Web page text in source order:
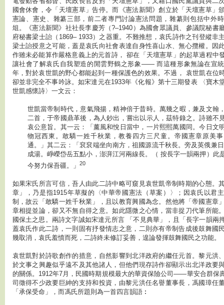
國會休會，令「天壇憲草」告停。而《憲法新聞》創立於「天壇憲草」
憲論、憲史、雜纂三部，前二者專門討論憲法問題，雜纂則包括中外
俎。《憲法新聞》社社長李慶芳（?–1940）為國會眾議員、參議院秘書
府秘書梁士詒（1869– 1933）之器重。不難推想，袁氏詩作之刊登縱非
梁士詒授意之可能，蓋是袁氏向社會表達自身性喜山水、無心攬權。因
作雖未必能算作嚴格意義上的元首詩， 卻在「天壇憲草」的起草過程中
讓社會了解袁氏自我塑造的閒雲野鶴之形象—— 而這種形象無論在宣
年，對於袁世凱的野心都能起到一種保護色的效果。不過， 袁世凱在位
卻並非完全不事吟詠。如宋達元在1933年《化報》第十三期發表 〈寶木
世凱感懷詩〉一文云：
世凱當帝制時代，意氣飛揚，精神倍于昔時。萬幾之暇，兼及文翰
二首，于帝國鼎革後，為人鈔出，嘗出以示人，茲特錄之。詩雖不
袁公意旨。其一云：「薰風和悅日當中，一片熙熙萬國同。今日文
物冠西東。敢驕一姓千秋業，教養四方三尺童。帝國憲章原美
通。」其二云：「袞袞端坐向南方，祖國源流千秋長。旁及英俄兼
成湯。崢嶸岱岳五點小，澎湃江河兩線長。（ 按長字一韻兩押）此
今努力保吾疆。」 20
如果宋氏所言可信，吾人由此二詩中略可窺見袁世凱帝制時期的心態。
章」，乃是指1915年草擬的〈中華帝國憲法（草案）〉；因袁氏以君
制，故云「敢驕一姓千秋業」，且以教育興國為念。然他將「帝國憲章
章相提並論，卻又不無自得之意。如此隱微之心情，當非捉刀代筆所能
國保土之思。兩詩文字誠如宋達元所言 「不見典華」，且「長字一韻兩
蓋袁氏作此二詩，一則固有抒發情志之意，二則亦有帝制告成後鼓舞國
幾取消，袁氏羞憤而死，二詩終未修訂妥善，遑論發揮鼓舞國民之功能。
袁世凱對於詩歌創作的措意，自然影響到北洋政府的繼任元首。黎元洪
於文事之興趣似乎遠不及其他諸人，但他們現存詩作卻顯示出北洋政要
的關係。1912年7月，民國時期規模最大的華資保險公司——華安合群保
司徵得不少政要巨紳的支持和投資，由黎元洪任名譽董事長，馮國璋任
「承保受命」，而馮氏所題則為一首四言韻語︰